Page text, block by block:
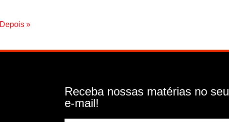
Depois »
Receba nossas matérias no seu
e-mail!